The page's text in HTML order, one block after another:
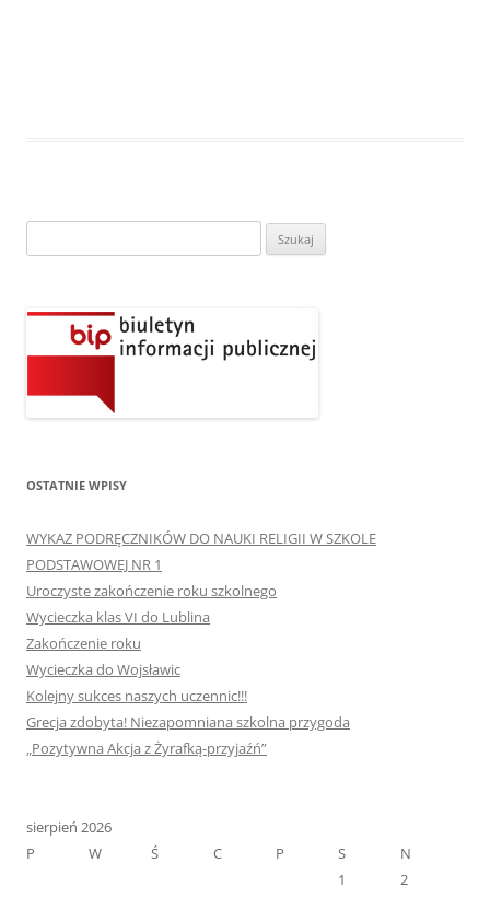
OSTATNIE WPISY
WYKAZ PODRĘCZNIKÓW DO NAUKI RELIGII W SZKOLE
PODSTAWOWEJ NR 1
Uroczyste zakończenie roku szkolnego
Wycieczka klas VI do Lublina
Zakończenie roku
Wycieczka do Wojsławic
Kolejny sukces naszych uczennic!!!
Grecja zdobyta! Niezapomniana szkolna przygoda
„Pozytywna Akcja z Żyrafką-przyjaźń”
sierpień 2026
P
W Ś C P S
N
1
2